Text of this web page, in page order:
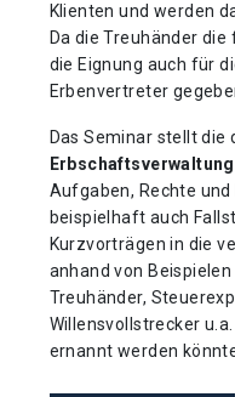
Klienten und werden
Da die Treuhänder
die Eignung auch für
Erbenvertreter
Das Seminar stellt
Aufgaben, Rechte
beispielhaft auch
Kurzvorträgen in die
anhand von
Treuhänder,
Willensvollstrecker
ernannt werden